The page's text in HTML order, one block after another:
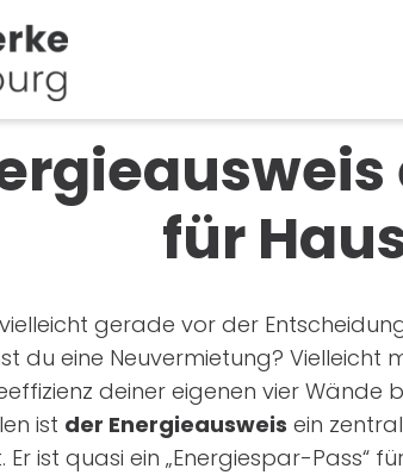
für
gerade vor der
du eine Neuvermietung? Vielleicht
deiner eigenen vier
ist der Energieausweis ein
Er ist quasi ein „Energiespar-Pass“